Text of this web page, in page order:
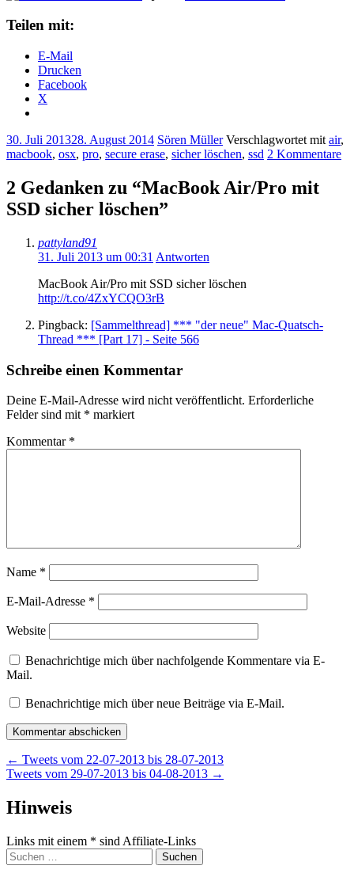
Teilen mit:
E-Mail
Drucken
Facebook
X
30. Juli 201328. August 2014 Sören Müller Verschlagwortet mit air,
macbook, osx, pro, secure erase, sicher löschen, ssd 2 Kommentare
2 Gedanken zu “MacBook Air/Pro mit
SSD sicher löschen”
pattyland91
31. Juli 2013 um 00:31 Antworten
MacBook Air/Pro mit SSD sicher löschen
http://t.co/4ZxYCQO3rB
Pingback: [Sammelthread] *** "der neue" Mac-Quatsch-
Thread *** [Part 17] - Seite 566
Schreibe einen Kommentar
Deine E-Mail-Adresse wird nicht veröffentlicht. Erforderliche
Felder sind mit * markiert
Kommentar *
Name *
E-Mail-Adresse *
Website
Benachrichtige mich über nachfolgende Kommentare via E-
Mail.
Benachrichtige mich über neue Beiträge via E-Mail.
Beitragsnavigation
← Tweets vom 22-07-2013 bis 28-07-2013
Tweets vom 29-07-2013 bis 04-08-2013 →
Widgets
Hinweis
Links mit einem * sind Affiliate-Links
Suchen
nach: